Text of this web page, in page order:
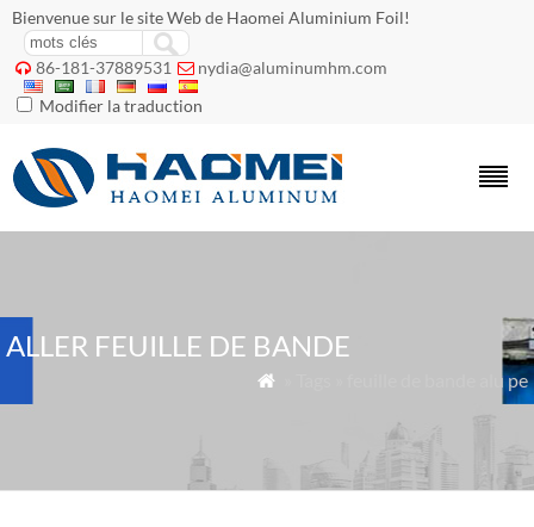
Bienvenue sur le site Web de Haomei Aluminium Foil!
 86-181-37889531  nydia@aluminumhm.com
Modifier la traduction
ALLER FEUILLE DE BANDE
 » Tags » feuille de bande alu pe